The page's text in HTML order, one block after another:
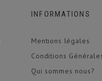
INFORMATIONS
Mentions légales
Conditions
Qui sommes nous?